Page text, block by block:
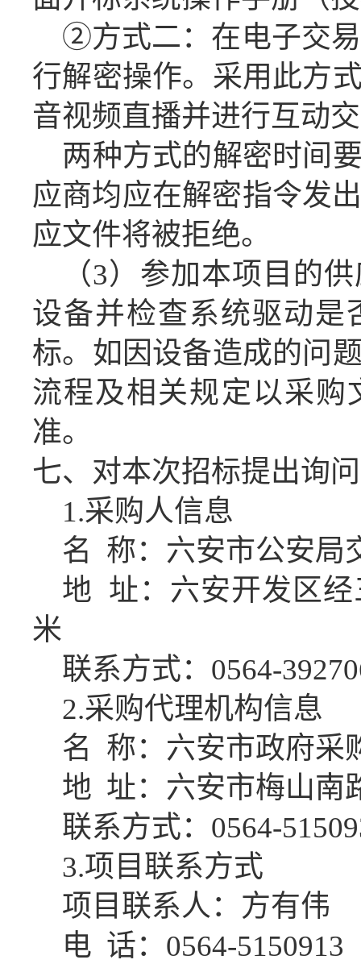
②方式二：在电子交
行解密操作。 采用此方
音视频直播并进行互动
两种方式的解密时间
应商均应在解密指令发
应文件将被拒绝。
（3） 参加本项目的
设备并检查系统驱动是
标。 如因设备造成的问
流程及相关规定以采购
准。
七、对本次招标提出询
1.采购人信息
名 称： 六安市公安局
地 址：六安开发区
米
联系方式： 0564-39270
2.采购代理机构信息
名 称：六安市政府采
地 址：六安市梅山南
联系方式： 0564-
3.项目联系方式
项目联系人： 方有伟
电 话： 0564-5150913